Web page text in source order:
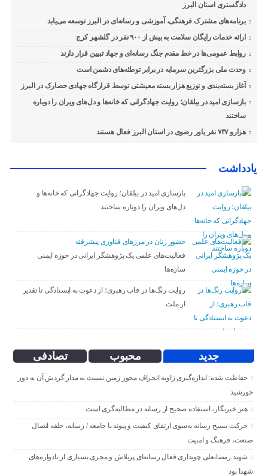
دادگستری استان البرز
برنامه‌های مشترک فرهنگی، آموزشی و رسانه‌ای در البرز توسعه می‌یابد
ارائه خدمات رایگان سلامت به بیش از ۹۰۰ نفر در گلشهر کرج
روابط عمومی‌ها در خط مقدم جنگ رسانه‌ای و جهاد تبیین قرار دارند
وحدت ملی بزرگترین سرمایه در برابر توطئه‌های دشمن است
آغاز بسته‌بندی و توزیع هزار بسته معیشتی توسط قرارگاه جهادی حصارک در البرز
بازسازی امید در بیلقان؛ روایت جهادگرانی که خانه‌ها و دل‌های ویران را دوباره
ساختند
هزارو ۷۳۷ نفر یاور رضوی در استان البرز فعال هستند
یادداشت
بازسازی امید در بیلقان؛ روایت جهادگرانی که خانه‌ها و
دل‌های ویران را دوباره ساختند
حضور زنان در مرزهای فناوری پیشرفته
فعالیت‌های علمی یک پژوهشگر ایرانی در حوزه ایمنی
سازه‌ها
روایت رنگ‌ها در قاب رهبری؛ از دعوت به ایستادگی تا تقدیر
از ملت
جدید محبوب تصادفی
حفاظت شده: اندازه‌گیری زاویه انحراف محور زمین نسبت به مدار گردش آن به دور
خورشید
هنر خبرنگار، استفاده صحیح از رسانه در مطالبه‌گری است
حرکت بسیج رسانه به‌سوی ارتقای کیفیت و پیوند با جامعه / رسانه، حلقه اتصال
صنعت، فرهنگ و امنیت
شهید رمضانعلی چوبداری فعال رسانه‌ای پرتلاش و مجری بسیاری از یادواره‌های
شهدا بود